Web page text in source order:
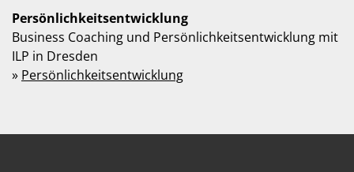
Persönlichkeitsentwicklung
Business Coaching und Persönlichkeitsentwicklung mit
ILP in Dresden
» Persönlichkeitsentwicklung